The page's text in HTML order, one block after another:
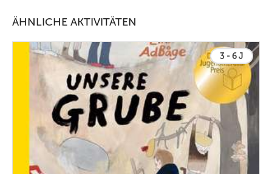
ÄHNLICHE AKTIVITÄTEN
3 - 6 J